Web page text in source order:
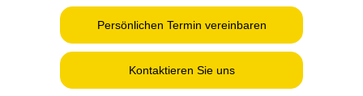
Persönlichen Termin vereinbaren
Kontaktieren Sie uns